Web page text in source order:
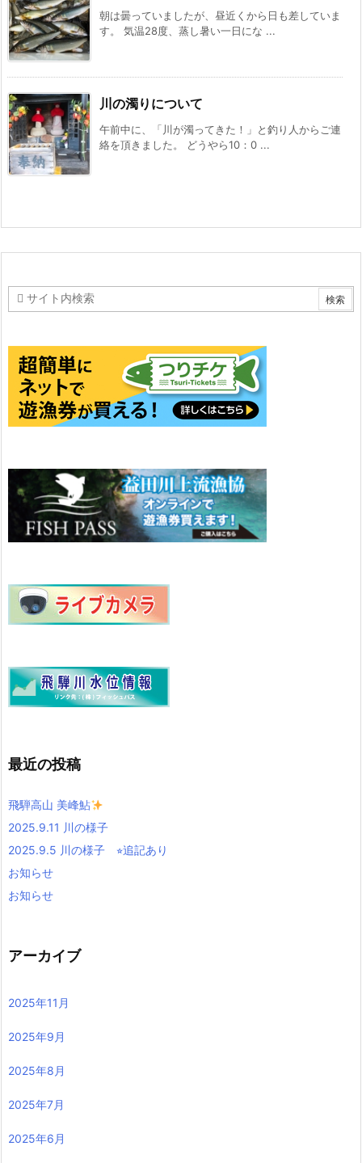
朝は曇っていましたが、昼近くから日も差していま
す。 気温28度、蒸し暑い一日にな ...
川の濁りについて
午前中に、「川が濁ってきた！」と釣り人からご連
絡を頂きました。 どうやら10：0 ...
最近の投稿
飛騨高山 美峰鮎
2025.9.11 川の様子
2025.9.5 川の様子 ⭐︎追記あり
お知らせ
お知らせ
アーカイブ
2025年11月
2025年9月
2025年8月
2025年7月
2025年6月